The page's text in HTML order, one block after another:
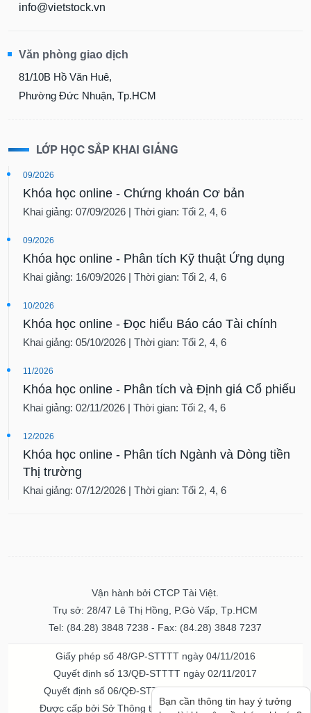
info@vietstock.vn
Văn phòng giao dịch
81/10B Hồ Văn Huê,
Phường Đức Nhuận, Tp.HCM
LỚP HỌC SẮP KHAI GIẢNG
09/2026
Khóa học online - Chứng khoán Cơ bản
Khai giảng: 07/09/2026 | Thời gian: Tối 2, 4, 6
09/2026
Khóa học online - Phân tích Kỹ thuật Ứng dụng
Khai giảng: 16/09/2026 | Thời gian: Tối 2, 4, 6
10/2026
Khóa học online - Đọc hiểu Báo cáo Tài chính
Khai giảng: 05/10/2026 | Thời gian: Tối 2, 4, 6
11/2026
Khóa học online - Phân tích và Định giá Cổ phiếu
Khai giảng: 02/11/2026 | Thời gian: Tối 2, 4, 6
12/2026
Khóa học online - Phân tích Ngành và Dòng tiền
Thị trường
Khai giảng: 07/12/2026 | Thời gian: Tối 2, 4, 6
Vận hành bởi CTCP Tài Việt.
Trụ sở: 28/47 Lê Thị Hồng, P.Gò Vấp, Tp.HCM
Tel: (84.28) 3848 7238 - Fax: (84.28) 3848 7237
Giấy phép số 48/GP-STTTT ngày 04/11/2016
Quyết định số 13/QĐ-STTTT ngày 02/11/2017
Quyết định số 06/QĐ-STTTT-ICP ngày 20/07/2023
Được cấp bởi Sở Thông tin và Truyền thông TPHCM
Bạn cần thông tin hay ý tưởng